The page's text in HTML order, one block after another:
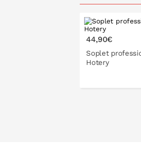
44,90€
Soplet
Hotery